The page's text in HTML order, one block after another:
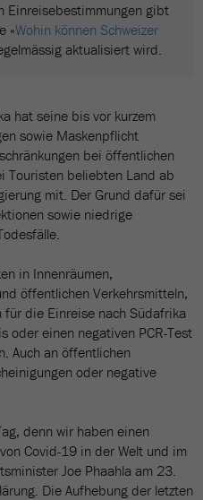
Einreisebestimmungen gibt
«Wohin können Schweizer
aktualisiert wird.
hat seine bis vor kurzem
sowie Maskenpflicht
bei öffentlichen
Touristen beliebten Land ab
mit. Der Grund dafür sei
sowie niedrige
in Innenräumen,
öffentlichen Verkehrsmitteln,
die Einreise nach Südafrika
oder einen negativen PCR-Test
Auch an öffentlichen
oder negative
denn wir haben einen
Covid-19 in der Welt und im
Joe Phaahla am 23.
Die Aufhebung der letzten